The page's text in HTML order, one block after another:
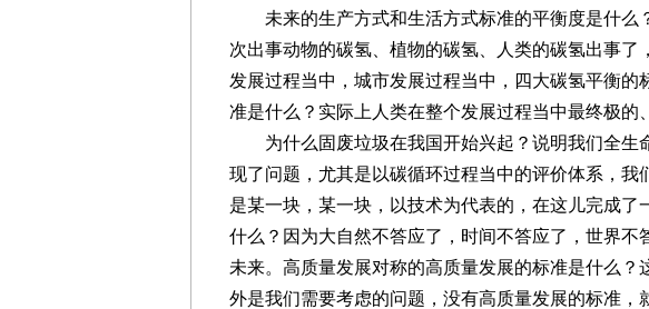
未来的生产方式和生活方式标准的平衡度是什么
次出事动物的碳氢、植物的碳氢、人类的碳氢出事了
发展过程当中，城市发展过程当中，四大碳氢平衡的
准是什么？实际上人类在整个发展过程当中最终极的
为什么固废垃圾在我国开始兴起？说明我们全生
现了问题，尤其是以碳循环过程当中的评价体系，我
是某一块，某一块，以技术为代表的，在这儿完成了
什么？因为大自然不答应了，时间不答应了，世界不
未来。高质量发展对称的高质量发展的标准是什么？
外是我们需要考虑的问题，没有高质量发展的标准，